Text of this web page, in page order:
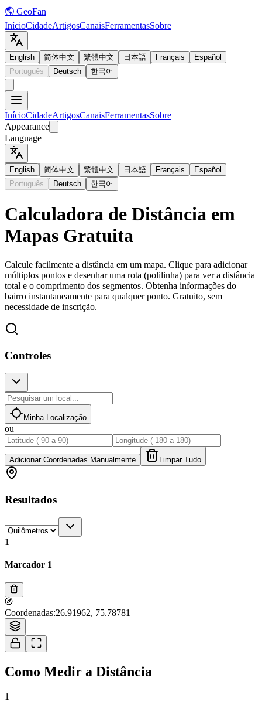
🌎 GeoFan
InícioCidadeArtigosCanaisFerramentasSobre
English 简体中文 繁體中文 日本語 Français
Español
Português
Deutsch 한국어
InícioCidadeArtigosCanaisFerramentasSobre
Appearance
Language
English 简体中文 繁體中文 日本語 Français
Español
Português
Deutsch 한국어
Calculadora de Distância em
Mapas Gratuita
Calcule facilmente a distância em um mapa. Clique para adicionar
múltiplos pontos e desenhar uma rota (polilinha) para ver a distância
total e o comprimento dos segmentos. Obtenha informações do
bairro instantaneamente para qualquer ponto. Gratuito, sem
necessidade de inscrição.
Controles
Minha Localização
ou
Adicionar Coordenadas Manualmente Limpar Tudo
Resultados
1
Marcador 1
Coordenadas:26.91962, 75.78781
Tiles © Esri — Source: Esri, i-cubed, USDA, USGS, AEX, GeoEye,
Getmapping, Aerogrid, IGN, IGP, UPR-EGP, and the GIS User Community
Como Medir a Distância
1